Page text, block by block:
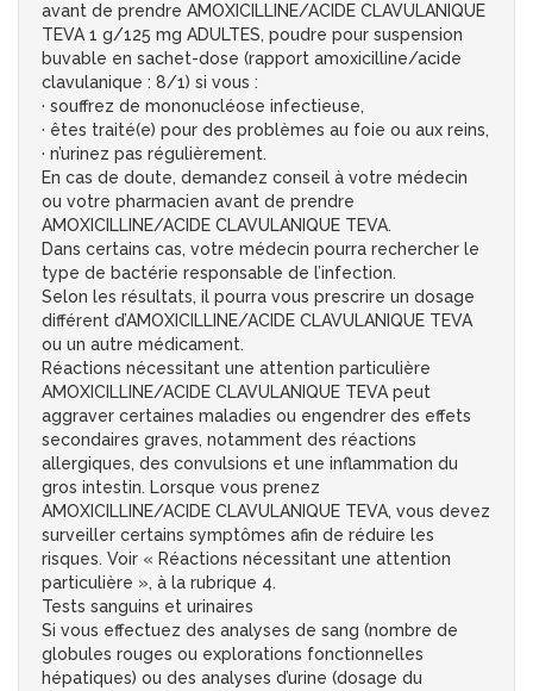
avant de prendre AMOXICILLINE/ACIDE CLAVULANIQUE
TEVA 1 g/125 mg ADULTES, poudre pour suspension
buvable en sachet-dose (rapport amoxicilline/acide
clavulanique : 8/1) si vous :
· souffrez de mononucléose infectieuse,
· êtes traité(e) pour des problèmes au foie ou aux reins,
· n’urinez pas régulièrement.
En cas de doute, demandez conseil à votre médecin
ou votre pharmacien avant de prendre
AMOXICILLINE/ACIDE CLAVULANIQUE TEVA.
Dans certains cas, votre médecin pourra rechercher le
type de bactérie responsable de l’infection.
Selon les résultats, il pourra vous prescrire un dosage
différent d’AMOXICILLINE/ACIDE CLAVULANIQUE TEVA
ou un autre médicament.
Réactions nécessitant une attention particulière
AMOXICILLINE/ACIDE CLAVULANIQUE TEVA peut
aggraver certaines maladies ou engendrer des effets
secondaires graves, notamment des réactions
allergiques, des convulsions et une inflammation du
gros intestin. Lorsque vous prenez
AMOXICILLINE/ACIDE CLAVULANIQUE TEVA, vous devez
surveiller certains symptômes afin de réduire les
risques. Voir « Réactions nécessitant une attention
particulière », à la rubrique 4.
Tests sanguins et urinaires
Si vous effectuez des analyses de sang (nombre de
globules rouges ou explorations fonctionnelles
hépatiques) ou des analyses d’urine (dosage du